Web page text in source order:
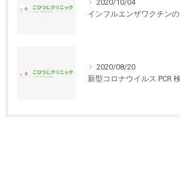
2020/10/04
2020/08/20